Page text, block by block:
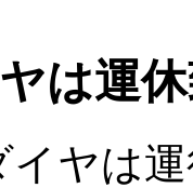
は運
ヤは運